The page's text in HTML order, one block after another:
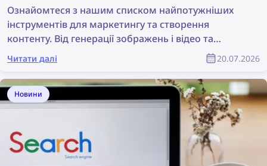
Ознайомтеся з нашим списком найпотужніших
інструментів для маркетингу та створення
контенту. Від генерації зображень і відео та
дизайну до пошуку контенту й захисту авторських
прав — ці інструменти стануть у пригоді будь-якій
маркетинговій команді. У цій статті зібрано
повний список найкращих інструментів для
маркетологів і продуктових дизайнерів.
Читати далі 20.07.2026
Новини